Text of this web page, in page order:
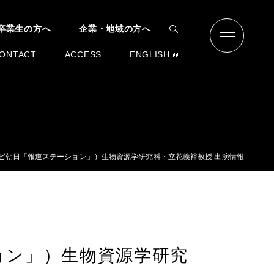
業生の方へ 企業・地域の方へ
ACCESS ENGLISH
ビ朝日「報道ステーション」）生物資源学研究科・立花義裕教授 出演情報
ン」）生物資源学研究